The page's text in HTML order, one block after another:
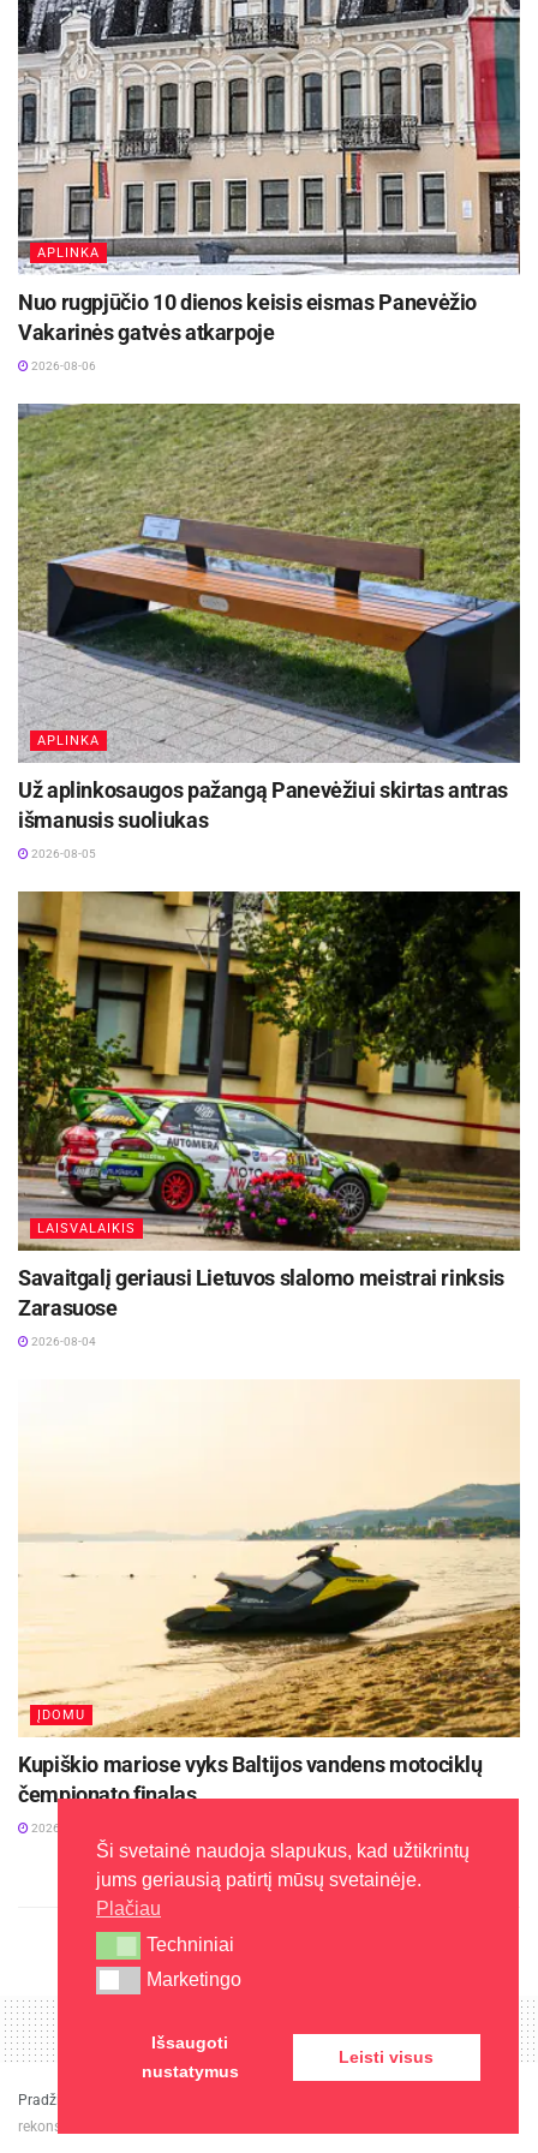
Šaltinis: Panevėžio sporto centras
Žymos: Panevėžio sporto centras
APLINKA
Nuo rugpjūčio 10 dienos keisis eismas Panevėžio
Vakarinės gatvės atkarpoje
2026-08-06
APLINKA
Už aplinkosaugos pažangą Panevėžiui skirtas antras
išmanusis suoliukas
2026-08-05
LAISVALAIKIS
Savaitgalį geriausi Lietuvos slalomo meistrai rinksis
Zarasuose
2026-08-04
ĮDOMU
Kupiškio mariose vyks Baltijos vandens motociklų
čempionato finalas
2026-08-04
Pradžia
rekonstrukcija
Ši svetainė naudoja slapukus, kad užtikrintų
jums geriausią patirtį mūsų svetainėje.
Plačiau
Techniniai
Techniniai
Marketingo
Marketingo
Išsaugoti
nustatymus
Leisti visus